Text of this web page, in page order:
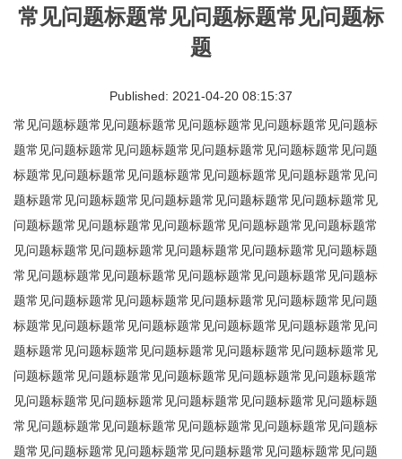
常见问题标题常见问题标题常见问题标
题
Published: 2021-04-20 08:15:37
常见问题标题常见问题标题常见问题标题常见问题标题常见问题标
题常见问题标题常见问题标题常见问题标题常见问题标题常见问题
标题常见问题标题常见问题标题常见问题标题常见问题标题常见问
题标题常见问题标题常见问题标题常见问题标题常见问题标题常见
问题标题常见问题标题常见问题标题常见问题标题常见问题标题常
见问题标题常见问题标题常见问题标题常见问题标题常见问题标题
常见问题标题常见问题标题常见问题标题常见问题标题常见问题标
题常见问题标题常见问题标题常见问题标题常见问题标题常见问题
标题常见问题标题常见问题标题常见问题标题常见问题标题常见问
题标题常见问题标题常见问题标题常见问题标题常见问题标题常见
问题标题常见问题标题常见问题标题常见问题标题常见问题标题常
见问题标题常见问题标题常见问题标题常见问题标题常见问题标题
常见问题标题常见问题标题常见问题标题常见问题标题常见问题标
题常见问题标题常见问题标题常见问题标题常见问题标题常见问题